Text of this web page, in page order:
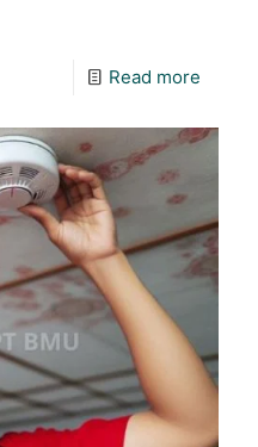
Read more